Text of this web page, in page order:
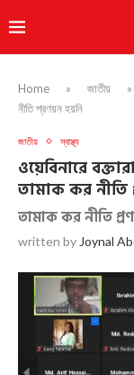
Home » জাতীয় »
নীতি প্রণয়ন হয়নি
জাতীয় স্বাস্থ্য
ওয়েবিনারে
তামাক কর নীতি
তামাক কর নীতি
written by Joynal